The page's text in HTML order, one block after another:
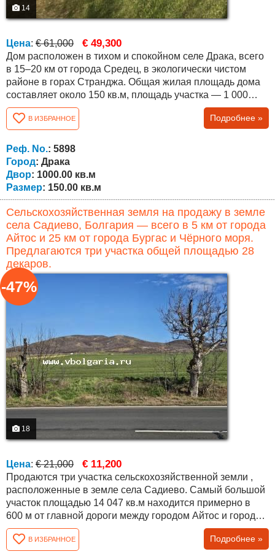
14
Цена: € 61,000 € 49,300
Дом расположен в тихом и спокойном селе Драка, всего
в 15–20 км от города Средец, в экологически чистом
районе в горах Странджа. Общая жилая площадь дома
составляет около 150 кв.м, площадь участка — 1 000
кв.м. Лестницы между этажами наружные.
Недвижимость предлагает прекрасный вид на
окружающую местность. Планировка следующая:
Первый этаж — кухня, гостиная, кладовое помещение,
В ИЗБРАННОЕ Подробнее »
Реф. No.: 5898
Город: Драка
Двор: 1000.00 кв.м
Размер: 150.00 кв.м
Сельскохозяйственная земля на продажу в земле
села Садиево, Болгария — всего в 5 км от города
Айтос и 25 км от города Бургас и Чёрного моря.
Предлагаются три участка общей площадью 28
декаров.
18
-47%
Цена: € 21,000 € 11,200
Продаются три участка сельскохозяйственной земли ,
расположенные в земле села Садиево. Самый большой
участок площадью 14 047 кв.м находится примерно в
600 м от главной дороги между городом Айтос и городом
Бургас. Примерно в 200 м от него расположены ещё два
соседних участка площадью 6 580 кв.м и 7 339 кв.м
соответственно. Общая площадь трёх участков
В ИЗБРАННОЕ Подробнее »